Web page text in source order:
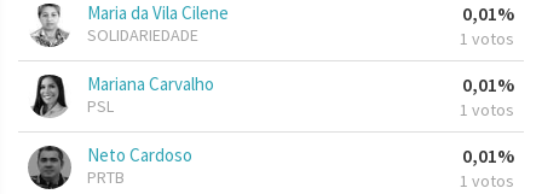
Maria da Vila Cilene
SOLIDARIEDADE
0,01%
1 votos
Mariana Carvalho
PSL
0,01%
1 votos
Neto Cardoso
PRTB
0,01%
1 votos